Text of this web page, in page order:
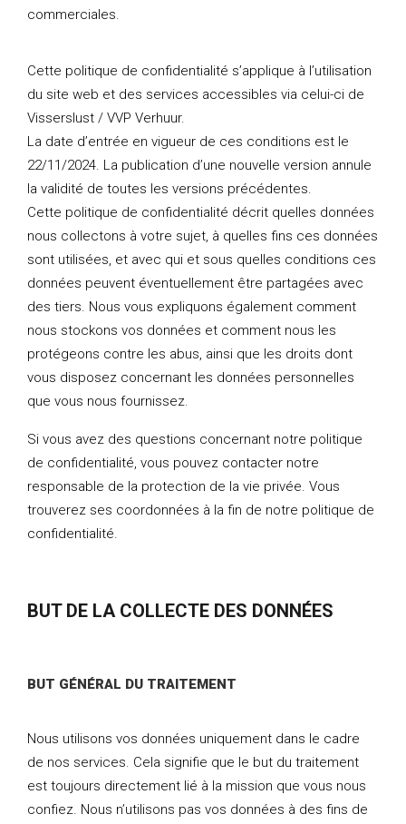
commerciales.
Cette politique de confidentialité s’applique à l’utilisation
du site web et des services accessibles via celui-ci de
Visserslust / VVP Verhuur.
La date d’entrée en vigueur de ces conditions est le
22/11/2024. La publication d’une nouvelle version annule
la validité de toutes les versions précédentes.
Cette politique de confidentialité décrit quelles données
nous collectons à votre sujet, à quelles fins ces données
sont utilisées, et avec qui et sous quelles conditions ces
données peuvent éventuellement être partagées avec
des tiers. Nous vous expliquons également comment
nous stockons vos données et comment nous les
protégeons contre les abus, ainsi que les droits dont
vous disposez concernant les données personnelles
que vous nous fournissez.
Si vous avez des questions concernant notre politique
de confidentialité, vous pouvez contacter notre
responsable de la protection de la vie privée. Vous
trouverez ses coordonnées à la fin de notre politique de
confidentialité.
BUT DE LA COLLECTE DES DONNÉES
BUT GÉNÉRAL DU TRAITEMENT
Nous utilisons vos données uniquement dans le cadre
de nos services. Cela signifie que le but du traitement
est toujours directement lié à la mission que vous nous
confiez. Nous n’utilisons pas vos données à des fins de